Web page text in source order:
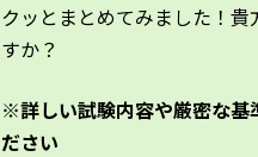
クッとまとめてみました！
すか？
※詳しい試験内容や厳密な基
ださい